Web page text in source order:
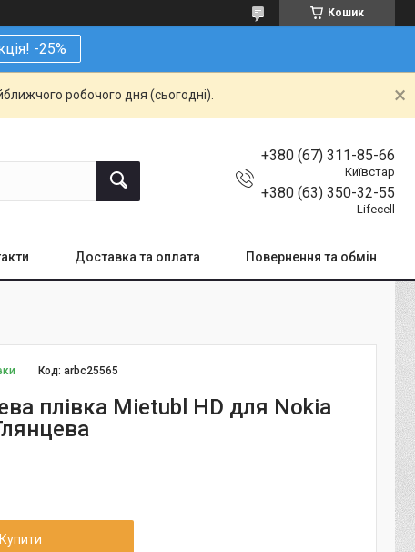
Кошик
-25%
робочого дня (сьогодні).
+380 (67) 311-85-66
Київстар
+380 (63) 350-32-55
Lifecell
Доставка та оплата Повернення та обмін
Код:arbc25565
плівка Mietubl HD для Nokia
Купити